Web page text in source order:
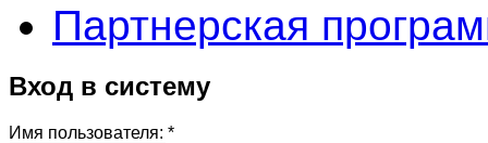
Партнерская
Вход в систему
Имя пользователя: *